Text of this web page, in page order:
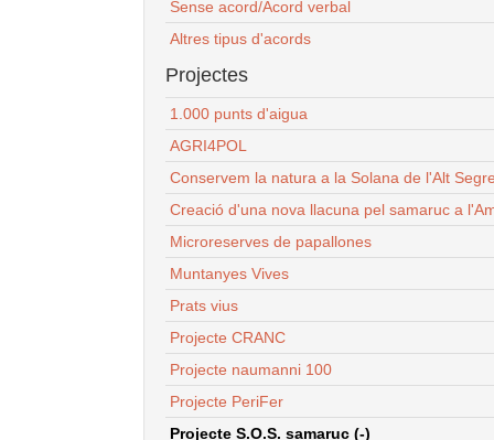
Sense acord/Acord verbal
Altres tipus d'acords
Projectes
1.000 punts d'aigua
AGRI4POL
Conservem la natura a la Solana de l'Alt
Creació d'una nova llacuna pel samaruc a
Microreserves de papallones
Muntanyes Vives
Prats vius
Projecte CRANC
Projecte naumanni 100
Projecte PeriFer
Projecte S.O.S. samaruc (-)